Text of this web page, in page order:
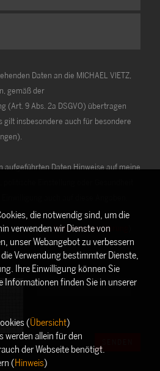
Daten an die MICHAEL VIETZ,
gemäß der
(Art. 9 Abs. 2a DSGVO) übertragen
gilt insbesondere auch für besondere
aufgeführten Daten Hinweise auf meine
politische Einstellung oder Gesundheit
der DSGVO ( Datenschutzerklärung
die notwendig sind, um die
verwenden wir Dienste von
unser Webangebot zu verbessern
Verwendung bestimmter Dienste,
Ihre Einwilligung können Sie
Informationen finden Sie in unserer
(Übersicht)
werden allein für den
der Webseite benötigt.
(Hinweis)